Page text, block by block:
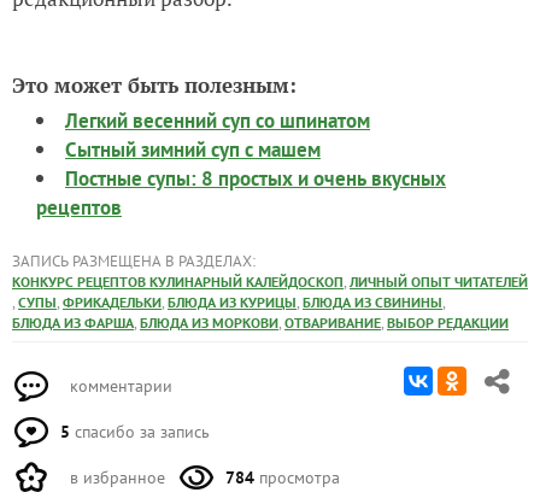
Это может быть полезным:
Легкий весенний суп со шпинатом
Сытный зимний суп с машем
Постные супы: 8 простых и очень вкусных
рецептов
ЗАПИСЬ РАЗМЕЩЕНА В РАЗДЕЛАХ:
КОНКУРС РЕЦЕПТОВ КУЛИНАРНЫЙ КАЛЕЙДОСКОП, ЛИЧНЫЙ ОПЫТ ЧИТАТЕЛЕЙ
, СУПЫ, ФРИКАДЕЛЬКИ, БЛЮДА ИЗ КУРИЦЫ, БЛЮДА ИЗ СВИНИНЫ,
БЛЮДА ИЗ ФАРША, БЛЮДА ИЗ МОРКОВИ, ОТВАРИВАНИЕ, ВЫБОР РЕДАКЦИИ
комментарии
5 спасибо за запись
в избранное 784 просмотра